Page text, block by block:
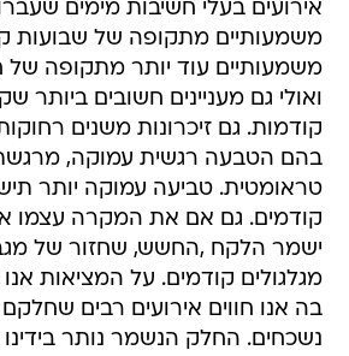
אירועים בעלי חשיבות מימים שעברו,
משמעותיים מתקופה של שבועות
משמעותיים עוד יותר מתקופה של
ואולי גם מעניינים חשובים ביותר
קודמות. גם זיכרונות משנים
בהם הטבעה רגשית עמוקה, מרגשת
טראומטית. טביעה עמוקה יותר
קודמים. גם אם את המקרה עצמו
ישמר הלקח ,החשש, שחזור של
מגלגולים קודמים. על המציאות
בה אנו חווים אירועים רבים
נשכחים. החלק הנשמר נותר